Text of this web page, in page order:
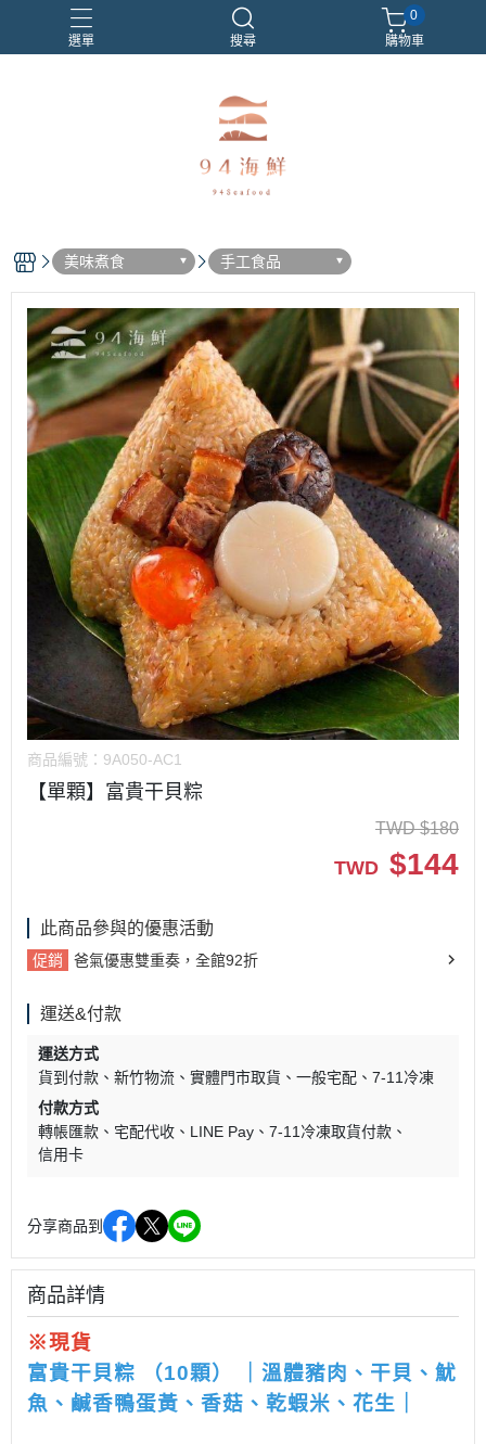
選單 搜尋
0
購物車
美味煮食 手工食品
商品編號： 9A050-AC1
【單顆】富貴干貝粽
TWD $180
TWD $144
此商品參與的優惠活動
促銷 爸氣優惠雙重奏，全館92折
運送&付款
運送方式
貨到付款
新竹物流 實體門市取貨 一般宅配
7-11冷凍
付款方式
轉帳匯款
宅配代收 LINE Pay
7-11冷凍取貨付款
信用卡
分享商品到
商品詳情
※現貨
富貴干貝粽 （10顆）
｜溫體豬肉、干貝 、 魷
魚、鹹香鴨蛋黃、香菇、乾蝦米、花生｜